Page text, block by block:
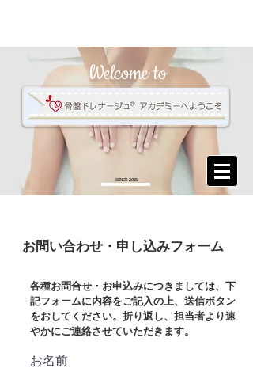
Welcome to
SINCE 2015
お問い合わせ・申し込みフォーム
​各種お問合せ・お申込みにつきましては、下
記フォームに内容をご記入の上、送信ボタン
をおしてください。折り返し、担当者より速
やかにご連絡させていただきます。
お名前